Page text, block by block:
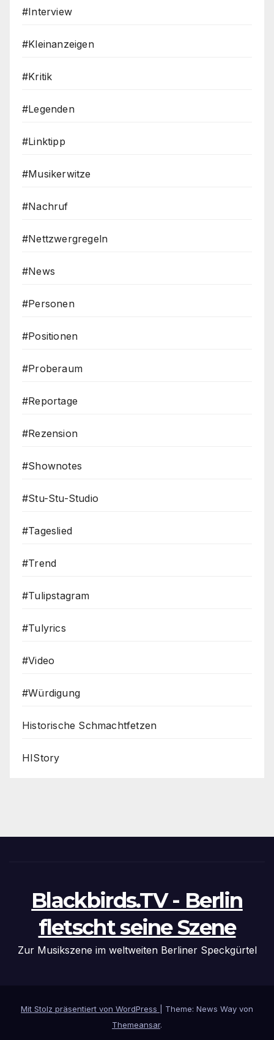
#Interview
#Kleinanzeigen
#Kritik
#Legenden
#Linktipp
#Musikerwitze
#Nachruf
#Nettzwergregeln
#News
#Personen
#Positionen
#Proberaum
#Reportage
#Rezension
#Shownotes
#Stu-Stu-Studio
#Tageslied
#Trend
#Tulipstagram
#Tulyrics
#Video
#Würdigung
Historische Schmachtfetzen
HIStory
Blackbirds.TV - Berlin
fletscht seine Szene
Zur Musikszene im weltweiten Berliner Speckgürtel
Mit Stolz präsentiert von WordPress
Theme: News Way von
Themeansar.